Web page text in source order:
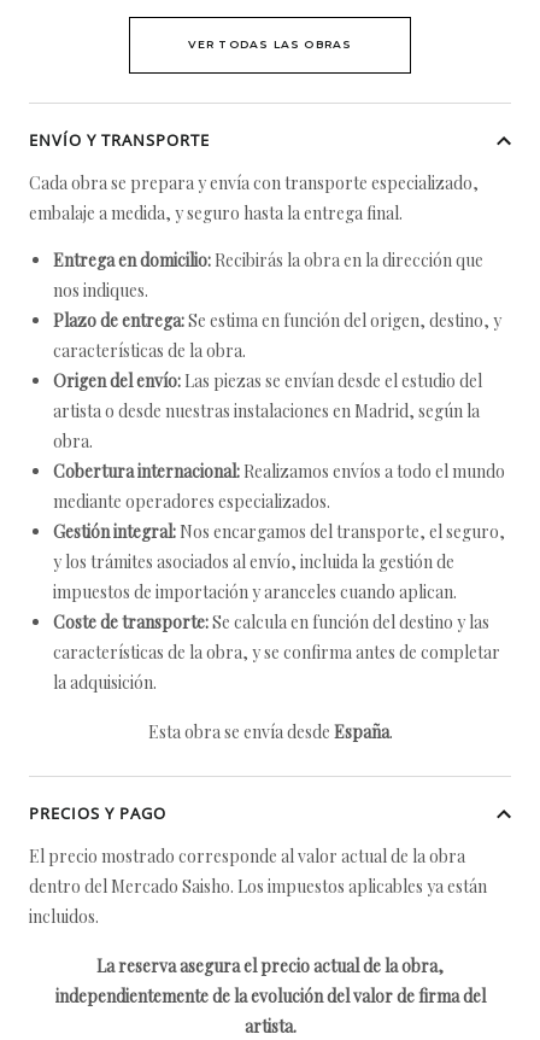
VER TODAS LAS OBRAS
ENVÍO Y TRANSPORTE
Cada obra se prepara y envía con transporte especializado,
embalaje a medida, y seguro hasta la entrega final.
Entrega en domicilio: Recibirás la obra en la dirección que
nos indiques.
Plazo de entrega:Se estima en función del origen, destino, y
características de la obra.
Origen del envío: Las piezas se envían desde el estudio del
artista o desde nuestras instalaciones en Madrid, según la
obra.
Cobertura internacional: Realizamos envíos a todo el mundo
mediante operadores especializados.
Gestión integral: Nos encargamos del transporte, el seguro,
y los trámites asociados al envío, incluida la gestión de
impuestos de importación y aranceles cuando aplican.
Coste de transporte:Se calcula en función del destino y las
características de la obra, y se confirma antes de completar
la adquisición.
Esta obra se envía desde España.
PRECIOS Y PAGO
El precio mostrado corresponde al valor actual de la obra
dentro del Mercado Saisho. Los impuestos aplicables ya están
incluidos.
La reserva asegura el precio actual de la obra,
independientemente de la evolución del valor de firma del
artista.